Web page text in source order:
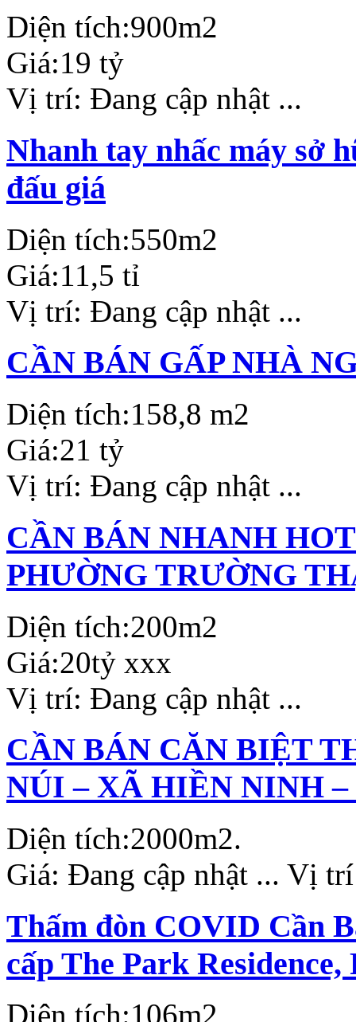
Diện tích:900m2
Giá:19 tỷ
Vị trí: Đang cập nhật ...
Nhanh tay nhấc máy sở
đấu giá
Diện tích:550m2
Giá:11,5 tỉ
Vị trí: Đang cập nhật ...
CẦN BÁN GẤP NHÀ
Diện tích:158,8 m2
Giá:21 tỷ
Vị trí: Đang cập nhật ...
CẦN BÁN NHANH
PHƯỜNG TRƯỜNG
Diện tích:200m2
Giá:20tỷ xxx
Vị trí: Đang cập nhật ...
CẦN BÁN CĂN BIỆT
NÚI – XÃ HIỀN NINH –
Diện tích:2000m2.
Giá: Đang cập nhật ... Vị
Thấm đòn COVID Cần
cấp The Park
Diện tích:106m2